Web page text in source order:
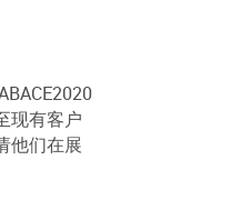
现有客户
他们在展